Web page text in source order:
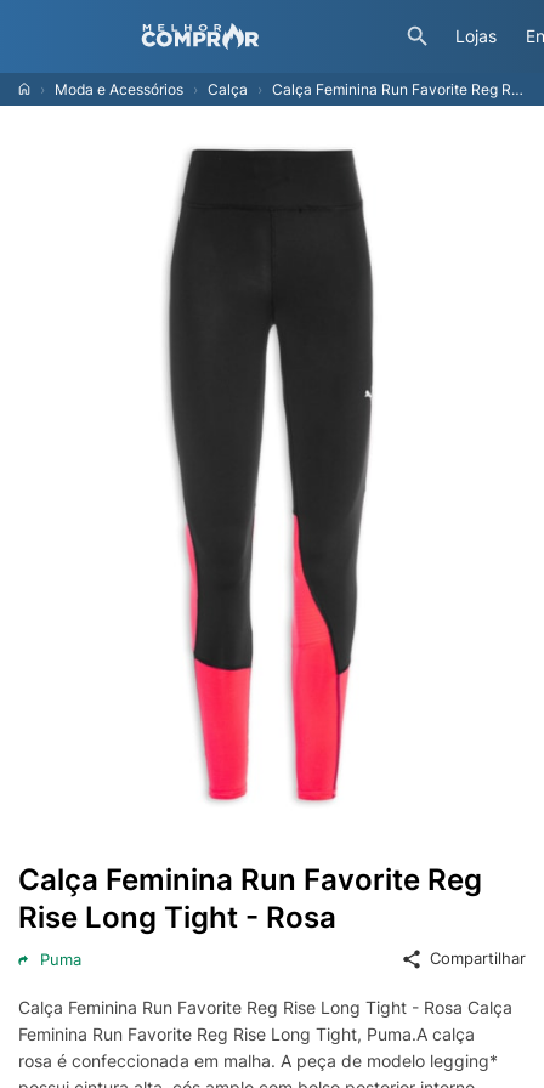
Lojas
Moda e Acessórios Calça Calça Feminina Run Favorite Reg Rise Long Tight - Rosa
Calça Feminina Run Favorite Reg
Rise Long Tight - Rosa
Puma Compartilhar
Calça Feminina Run Favorite Reg Rise Long Tight - Rosa Calça
Feminina Run Favorite Reg Rise Long Tight, Puma.A calça
rosa é confeccionada em malha. A peça de modelo legging*